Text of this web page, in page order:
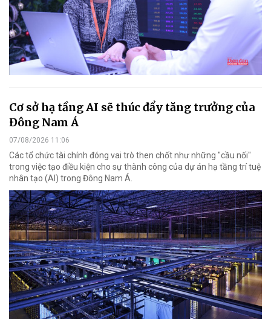
Cơ sở hạ tầng AI sẽ thúc đẩy tăng trưởng của
Đông Nam Á
07/08/2026 11:06
Các tổ chức tài chính đóng vai trò then chốt như những "cầu nối"
trong việc tạo điều kiện cho sự thành công của dự án hạ tầng trí tuệ
nhân tạo (AI) trong Đông Nam Á.